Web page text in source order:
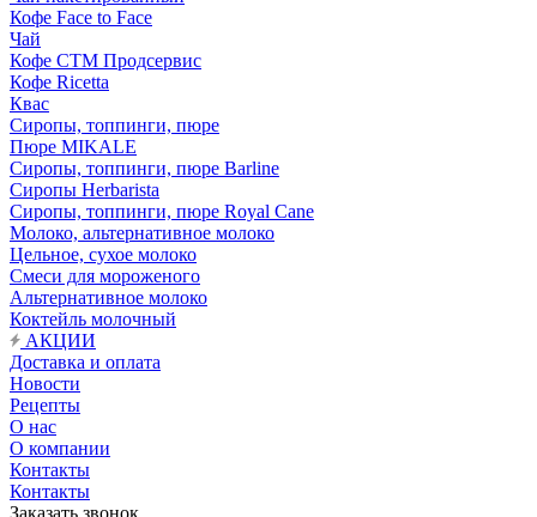
Кофе Face to Face
Чай
Кофе СТМ Продсервис
Кофе Ricetta
Квас
Сиропы, топпинги, пюре
Пюре MIKALE
Сиропы, топпинги, пюре Barline
Сиропы Herbarista
Сиропы, топпинги, пюре Royal Cane
Молоко, альтернативное молоко
Цельное, сухое молоко
Смеси для мороженого
Альтернативное молоко
Коктейль молочный
АКЦИИ
Доставка и оплата
Новости
Рецепты
О нас
О компании
Контакты
Контакты
Заказать звонок